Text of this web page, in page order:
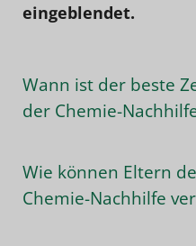
eingeblendet.
Wann ist der beste
der Chemie-
Wie können Eltern
Chemie-Nachhilfe